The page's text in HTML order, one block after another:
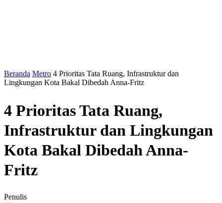
Beranda Metro 4 Prioritas Tata Ruang, Infrastruktur dan
Lingkungan Kota Bakal Dibedah Anna-Fritz
4 Prioritas Tata Ruang,
Infrastruktur dan Lingkungan
Kota Bakal Dibedah Anna-
Fritz
Penulis